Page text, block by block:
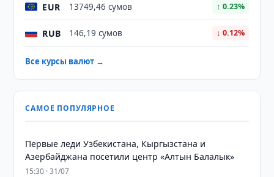
EUR 13749,46 сумов ↑ 0.23%
RUB 146,19 сумов ↓ 0.12%
Все курсы валют →
САМОЕ ПОПУЛЯРНОЕ
Первые леди Узбекистана, Кыргызстана и
Азербайджана посетили центр «Алтын Балалык»
15:30 · 31/07